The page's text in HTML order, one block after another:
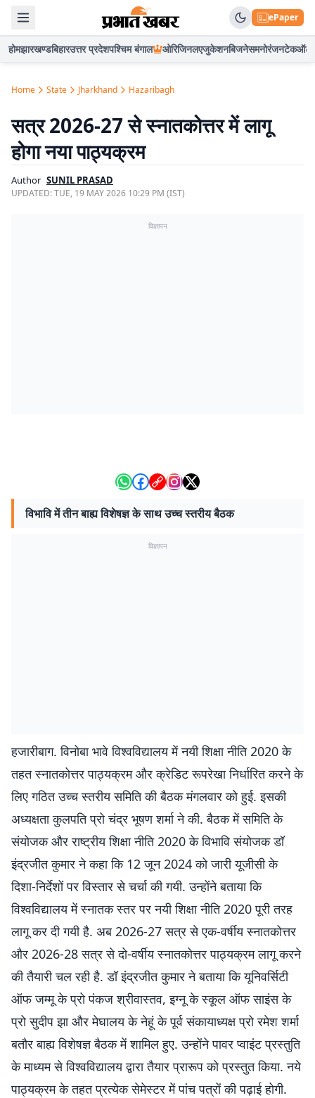
ePaper
होमझारखण्डबिहारउत्तर प्रदेशपश्चिम बंगाल ओरिजिनलएजुकेशनबिजनेसमनोरंजनटेकऑटो
Home State Jharkhand Hazaribagh
सत्र 2026-27 से स्नातकोत्तर में लागू
होगा नया पाठ्यक्रम
Author SUNIL PRASAD
UPDATED:TUE, 19 MAY 2026 10:29 PM (IST)
विज्ञापन
विभावि में तीन बाह्य विशेषज्ञ के साथ उच्च स्तरीय बैठक
विज्ञापन
हजारीबाग. विनोबा भावे विश्वविद्यालय में नयी शिक्षा नीति 2020 के
तहत स्नातकोत्तर पाठ्यक्रम और क्रेडिट रूपरेखा निर्धारित करने के
लिए गठित उच्च स्तरीय समिति की बैठक मंगलवार को हुई. इसकी
अध्यक्षता कुलपति प्रो चंद्र भूषण शर्मा ने की. बैठक में समिति के
संयोजक और राष्ट्रीय शिक्षा नीति 2020 के विभावि संयोजक डॉ
इंद्रजीत कुमार ने कहा कि 12 जून 2024 को जारी यूजीसी के
दिशा-निर्देशों पर विस्तार से चर्चा की गयी. उन्होंने बताया कि
विश्वविद्यालय में स्नातक स्तर पर नयी शिक्षा नीति 2020 पूरी तरह
लागू कर दी गयी है. अब 2026-27 सत्र से एक-वर्षीय स्नातकोत्तर
और 2026-28 सत्र से दो-वर्षीय स्नातकोत्तर पाठ्यक्रम लागू करने
की तैयारी चल रही है. डॉ इंद्रजीत कुमार ने बताया कि यूनिवर्सिटी
ऑफ जम्मू के प्रो पंकज श्रीवास्तव, इग्नू के स्कूल ऑफ साइंस के
प्रो सुदीप झा और मेघालय के नेहूं के पूर्व संकायाध्यक्ष प्रो रमेश शर्मा
बतौर बाह्य विशेषज्ञ बैठक में शामिल हुए. उन्होंने पावर प्वाइंट प्रस्तुति
के माध्यम से विश्वविद्यालय द्वारा तैयार प्रारूप को प्रस्तुत किया. नये
पाठ्यक्रम के तहत प्रत्येक सेमेस्टर में पांच पत्रों की पढ़ाई होगी.